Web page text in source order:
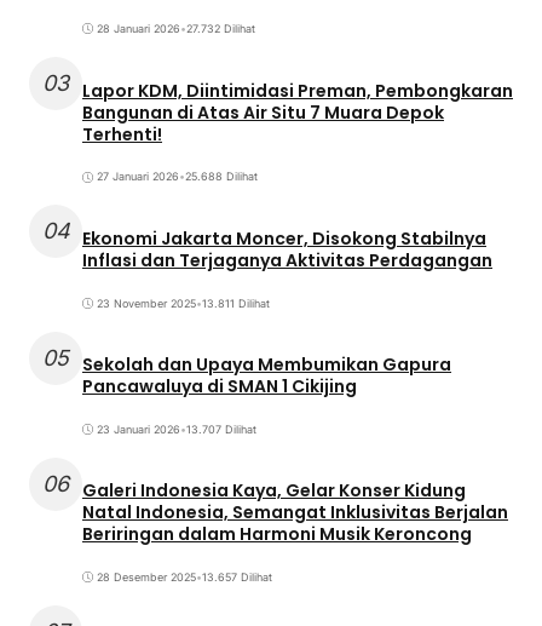
28 Januari 2026•27.732 Dilihat
03 Lapor KDM, Diintimidasi Preman, Pembongkaran
Bangunan di Atas Air Situ 7 Muara Depok
Terhenti!
27 Januari 2026•25.688 Dilihat
04 Ekonomi Jakarta Moncer, Disokong Stabilnya
Inflasi dan Terjaganya Aktivitas Perdagangan
23 November 2025•13.811 Dilihat
05 Sekolah dan Upaya Membumikan Gapura
Pancawaluya di SMAN 1 Cikijing
23 Januari 2026•13.707 Dilihat
06 Galeri Indonesia Kaya, Gelar Konser Kidung
Natal Indonesia, Semangat Inklusivitas Berjalan
Beriringan dalam Harmoni Musik Keroncong
28 Desember 2025•13.657 Dilihat